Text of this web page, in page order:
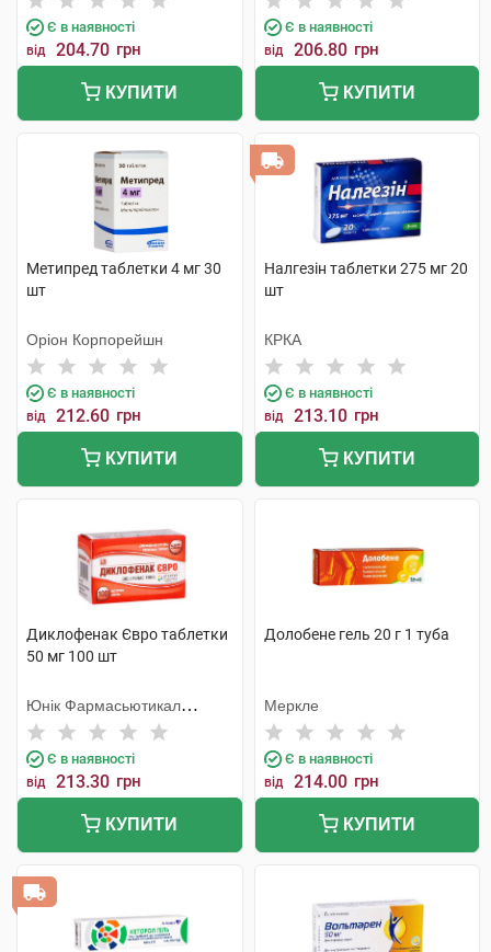
Є в наявності
від 204.70 грн
КУПИТИ
Є в наявності
від 206.80 грн
КУПИТИ
Метипред таблетки 4 мг 30
шт
Оріон Корпорейшн
Є в наявності
від 212.60 грн
КУПИТИ
Налгезін таблетки 275 мг 20
шт
КРКА
Є в наявності
від 213.10 грн
КУПИТИ
Диклофенак Євро таблетки
50 мг 100 шт
Юнік Фармасьютикал
Лабораторіз
Є в наявності
від 213.30 грн
КУПИТИ
Долобене гель 20 г 1 туба
Меркле
Є в наявності
від 214.00 грн
КУПИТИ